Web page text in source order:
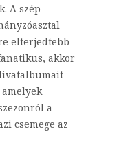
A szép
elterjedtebb
akkor
a
csemege az